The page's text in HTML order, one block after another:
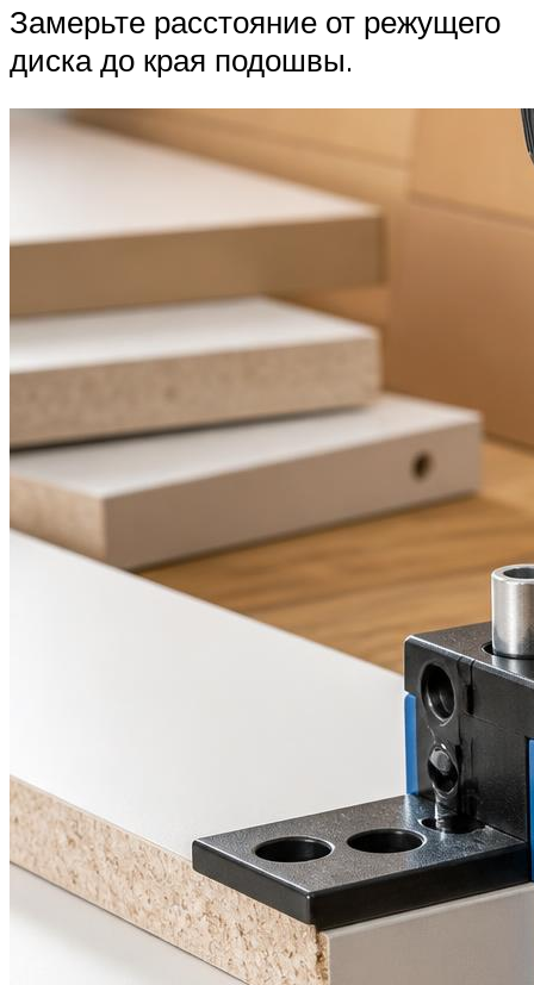
Замерьте расстояние от режущего
диска до края подошвы.